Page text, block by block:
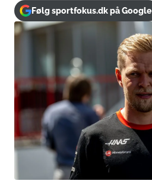
Følg sportfokus.dk på Google